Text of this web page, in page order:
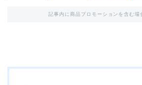
記事内に商品プロモーションを含む場